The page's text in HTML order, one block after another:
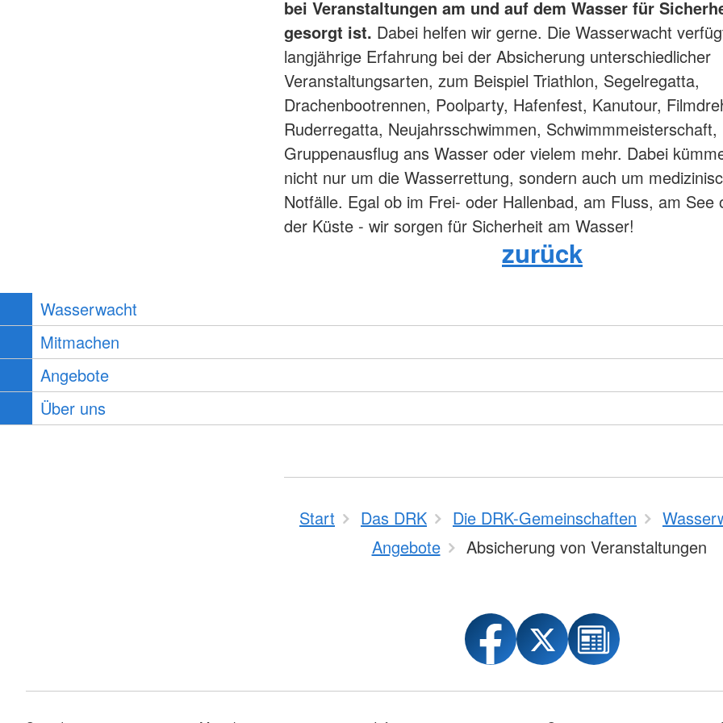
bei Veranstaltungen am und auf dem Wasser für
gesorgt ist. Dabei helfen wir gerne. Die Wasserwacht
langjährige Erfahrung bei der Absicherung unterschiedlicher
Veranstaltungsarten, zum Beispiel Triathlon, Segelregatta,
Drachenbootrennen, Poolparty, Hafenfest, Kanutour,
Ruderregatta, Neujahrsschwimmen, Schwimmmeisterschaft,
Gruppenausflug ans Wasser oder vielem mehr. Dabei
nicht nur um die Wasserrettung, sondern auch um
Notfälle. Egal ob im Frei- oder Hallenbad, am Fluss, am See
der Küste - wir sorgen für Sicherheit am Wasser!
zurück
Wasserwacht
Mitmachen
Angebote
Über uns
Start Das DRK Die DRK-Gemeinschaften
Angebote
Absicherung von Veranstaltungen